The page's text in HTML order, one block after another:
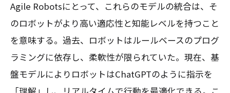
Agile Robotsにとって、これらのモデルの統合は、そ
のロボットがより高い適応性と知能レベルを持つこと
を意味する。過去、ロボットはルールベースのプログ
ラミングに依存し、柔軟性が限られていた。現在、基
盤モデルによりロボットはChatGPTのように指示を